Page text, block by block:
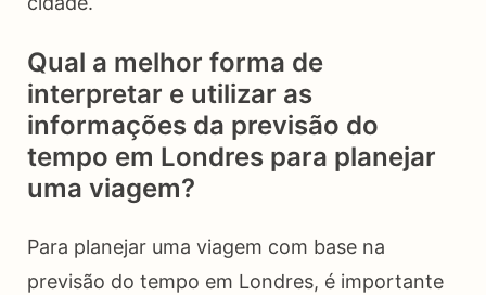
Qual a melhor forma de
interpretar e utilizar as
informações da previsão do
tempo em Londres para planejar
uma viagem?
Para planejar uma viagem com base na
previsão do tempo em Londres, é importante